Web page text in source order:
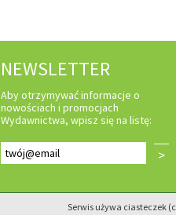
NEWSLETTER
Aby otrzymywać informacje o
nowościach i promocjach
Wydawnictwa, wpisz się na listę:
>
Serwis używa ciasteczek